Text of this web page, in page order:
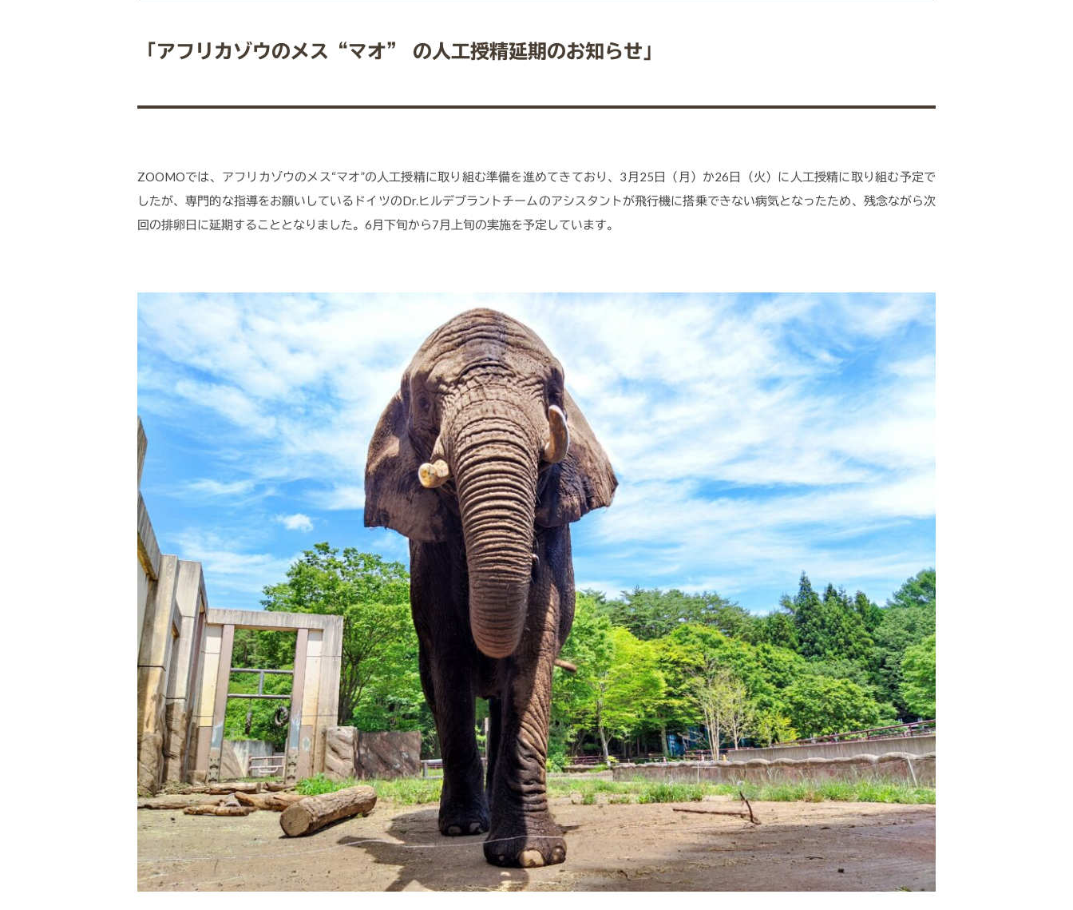
「アフリカゾウのメス“マオ” の人工授精延期のお知らせ」
ZOOMOでは、アフリカゾウのメス“マオ”の人工授精に取り組む準備を進めてきており、3月25日（月）か26日（火）に人工授精に取り組む予定で
したが、専門的な指導をお願いしているドイツのDr.ヒルデブラントチームのアシスタントが飛行機に搭乗できない病気となったため、残念ながら次
回の排卵日に延期することとなりました。6月下旬から7月上旬の実施を予定しています。